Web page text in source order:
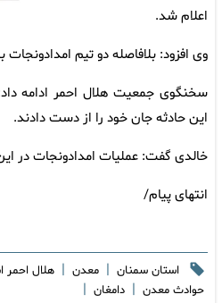
اعلام شد.
وی افزود: بلافاصله دو تیم
این حادثه جان خود را از دست دادند.
خالدی گفت: عملیات امدادونجات در
انتهای پیام/
استان سمنان | معدن | هلال احمر
حوادث معدن | دامغان |